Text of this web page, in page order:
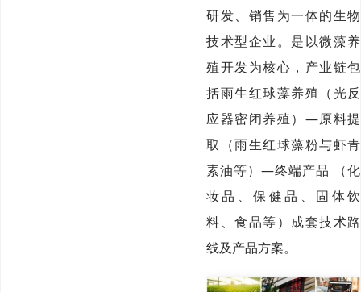
研发、销售为一体的生物
技术型企业。是以微藻养
殖开发为核心，产业链包
括雨生红球藻养殖（光反
应器密闭养殖）—原料提
取（雨生红球藻粉与虾青
素油等）—终端产品 （化
妆品、保健品、固体饮
料、食品等）成套技术路
线及产品方案。